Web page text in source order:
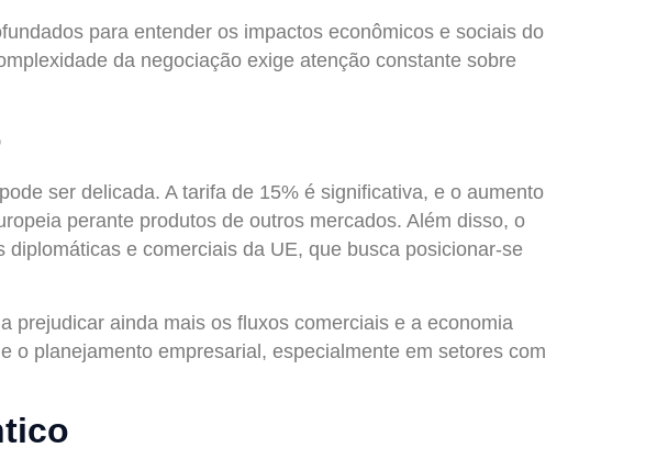
para entender os impactos econômicos e sociais do
da negociação exige atenção constante sobre
ser delicada. A tarifa de 15% é significativa, e o aumento
perante produtos de outros mercados. Além disso, o
e comerciais da UE, que busca posicionar-se
prejudicar ainda mais os fluxos comerciais e a economia
o planejamento empresarial, especialmente em setores com